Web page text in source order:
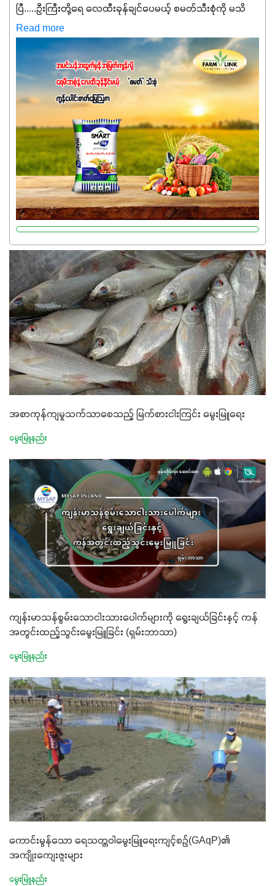
ပြီ.....ဦးကြီးတို့ရေ ‌လေထီးခုန်ချင်ပေမယ့် စမတ်သီးစုံကို မသိ
သေးရင်တော့ ဒီစာလေးကို ဆက်ဖတ်‌ပေးပါ #စမတ်သီးစုံဆိုတာ
အပင်တိုင်းအတွက် အဓိကအာဟာရNPK (19:7:8)နဲ့ #ဟူးမစ်
အက်စစ်တို့ အချိုးကျ ပေါင်းစပ်ထားတဲ့ ကွန်ပေါင်း
ဓာတ်မြေဩဇာဖြစ်ပါတယ်။ အဓိကအကျိုးကျေးဇူးတွေအနေနဲ့
ကတော့ နိုက်ထရိုဂျင် 19%ပါဝင်တဲ့အတွက် ကလိုရိုဖီးလ်ဖွဲ့စည်း
မှုကို အားပေးကာ သီးနှံပင်များ၏အရွက်များစိမ်းလန်းသန်စွမ်း
ပြီး အစာချက်လုပ်မှုအားကောင်းစေပါတယ်။ အပင်၏ပင်ပိုင်း
ကြီးထွားမှုကို တိုးမြင့်စေကာ အပင်သန်၍ အကြီးမြန်စေပါတယ်။
သင့်တော်တဲ့ Phosphorus 7%ပါဝင်မှုကြောင့် အပင်ရဲ့ အမြစ်
ဖွဲ့စည်းတည်ဆောက်မှုကို ပို၍သန်မာလာအောင် အားပေးပါ
တယ်။ ဒါ့အပြင် ပန်းပွင့်ခြင်း၊အသီးသီးခြင်း၊အစေ့တည်ခြင်း
လုပ်ငန်းစဉ်များကိုလည်း အားပေးပါတယ်။ လုံလောက်တဲ့
Potassium 8%က အပင်ရဲ့ ရောဂါဒဏ်၊ရာသီဥတုဒဏ်ခံနိုင်ရည်
ရှိမှုကို မြင့်တက်စေပြီး အသီးအရည်အသွေး၊ အရွယ်အစားနဲ့
အရသာ ပိုမိုကောင်းမွန်စေဖို့အတွက် လိုအပ်တဲ့အာဟာရဓာတ်
ဖြစ်ပါတယ်။ ဟူးမစ်အက်စစ်ပါဝင်ပေါင်းစပ်ထားတဲ့အတွက်
အာဟာရဓာတ်စုပ်ယူမှုကောင်းမွန်လာခြင်း၊မြေဆီလွှာဖွဲ့စည်းပုံ
နှင့်ရေထိန်းနိုင်စွမ်းအားကောင်းလာခြင်းအပါအဝင်
အကျိုးကျေးဇူးများစွာကိုရရှိစေမှာဖြစ်ပါတယ်။ စပါးအပါအဝင်
နှံစားသီးနှံများ၊ပဲအမျိုးမျိုး၊ဟင်းသီးဟင်းရွက်နဲ့ ဥယျာဉ်ခြံသီးနှံ
အားလုံးမှာ အသုံးပြုနိုင်တယ်ဆိုတော့ တစ်မျိုးတည်းနဲ့ အားလုံး
ပါဖက်(perfect)မယ့် စမတ်သီးစုံနော် အရွေးမမှားတာသေချာပြီ
မတ်သီးစုံကို သုံးကြပါစို့....
Read more
အစာကုန်ကျမှုသက်သာစေသည့် မြက်စားငါးကြင်း မွေးမြူရေး
မွေးမြူနည်း
ကျန်းမာသန်စွမ်းသောငါးသားပေါက်များကို ရွေးချယ်ခြင်းနှင့် ကန်
အတွင်းထည့်သွင်းမွေးမြူခြင်း (ရှမ်းဘာသာ)
မွေးမြူနည်း
ကောင်းမွန်သော ရေသတ္တဝါမွေးမြူရေးကျင့်စဥ်(GAqP)၏
အကျိုးကျေးဇူးများ
မွေးမြူနည်း